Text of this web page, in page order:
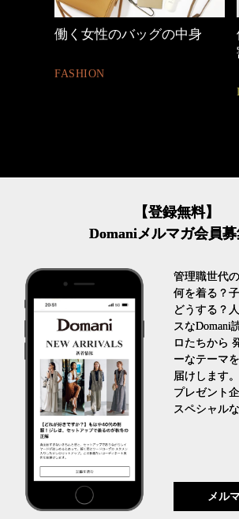
のバッグの中身
優木まおみさん
【登録無料】
Domaniメルマガ会員
管理職世代
何を着る？
どうする？
スなDomani
ロたちから
ーなテーマ
届けします。
プレゼント
スペシャル
メル